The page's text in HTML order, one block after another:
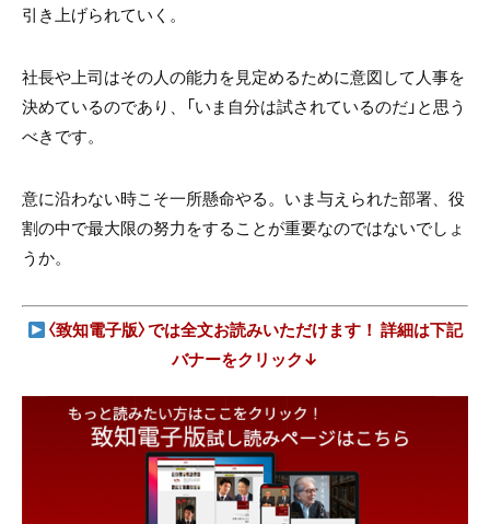
引き上げられていく。
社長や上司はその人の能力を見定めるために意図して人事を
決めているのであり、「いま自分は試されているのだ」と思う
べきです。
意に沿わない時こそ一所懸命やる。いま与えられた部署、役
割の中で最大限の努力をすることが重要なのではないでしょ
うか。
〈致知電子版〉では全文お読みいただけます！ 詳細は下記
バナーをクリック↓